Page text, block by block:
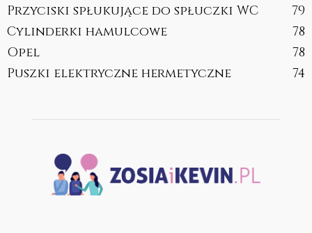
Przyciski spłukujące do spłuczki WC
79
Cylinderki hamulcowe
78
Opel
78
Puszki elektryczne hermetyczne
74